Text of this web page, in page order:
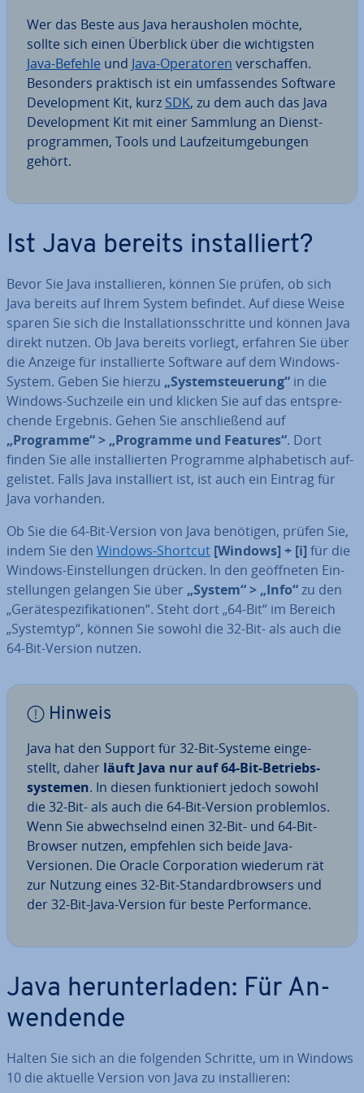
Wer das Beste aus Java her­aus­ho­len möchte,
sollte sich einen Überblick über die wich­tigs­ten
Java-Befehle und Java-Ope­ra­to­ren ver­schaf­fen.
Besonders praktisch ist ein um­fas­sen­des Software
De­ve­lo­p­ment Kit, kurz SDK, zu dem auch das Java
De­ve­lo­p­ment Kit mit einer Sammlung an Dienst­
pro­gram­men, Tools und Lauf­zeit­um­ge­bun­gen
gehört.
Ist Java bereits in­stal­liert?
Bevor Sie Java in­stal­lie­ren, können Sie prüfen, ob sich
Java bereits auf Ihrem System befindet. Auf diese Weise
sparen Sie sich die In­stal­la­ti­ons­schrit­te und können Java
direkt nutzen. Ob Java bereits vorliegt, erfahren Sie über
die Anzeige für in­stal­lier­te Software auf dem Windows-
System. Geben Sie hierzu „Sys­tem­steue­rung“ in die
Windows-Suchzeile ein und klicken Sie auf das ent­spre­
chen­de Ergebnis. Gehen Sie an­schlie­ßend auf
„Programme“ > „Programme und Features“. Dort
finden Sie alle in­stal­lier­ten Programme al­pha­be­tisch auf­
ge­lis­tet. Falls Java in­stal­liert ist, ist auch ein Eintrag für
Java vorhanden.
Ob Sie die 64-Bit-Version von Java benötigen, prüfen Sie,
indem Sie den Windows-Shortcut [Windows] + [i] für die
Windows-Ein­stel­lun­gen drücken. In den ge­öff­ne­ten Ein­
stel­lun­gen gelangen Sie über „System“ > „Info“zu den
„Ge­rä­te­spe­zi­fi­ka­tio­nen“. Steht dort „64-Bit“ im Bereich
„Systemtyp“, können Sie sowohl die 32-Bit- als auch die
64-Bit-Version nutzen.
Hinweis
Java hat den Support für 32-Bit-Systeme ein­ge­
stellt, daher läuft Java nur auf 64-Bit-Be­triebs­
sys­te­men. In diesen funk­tio­niert jedoch sowohl
die 32-Bit- als auch die 64-Bit-Version pro­blem­los.
Wenn Sie ab­wech­selnd einen 32-Bit- und 64-Bit-
Browser nutzen, empfehlen sich beide Java-
Versionen. Die Oracle Cor­po­ra­ti­on wiederum rät
zur Nutzung eines 32-Bit-Stan­dard­brow­sers und
der 32-Bit-Java-Version für beste Per­for­mance.
Java her­un­ter­la­den: Für An­
wen­den­de
Halten Sie sich an die folgenden Schritte, um in Windows
10 die aktuelle Version von Java zu in­stal­lie­ren: